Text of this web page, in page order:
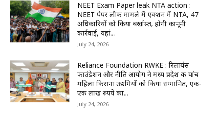
NEET Exam Paper leak NTA action :
NEET पेपर लीक मामले में एक्शन में NTA, 47
अधिकारियों को किया बर्खास्त, होगी कानूनी
कार्रवाई, यहां...
July 24, 2026
Reliance Foundation RWKE : रिलायंस
फाउंडेशन और नीति आयोग ने मध्य प्रदेश की पांच
महिला किराना उद्यमियों को किया सम्मानित, एक-
एक लाख रुपये का...
July 24, 2026